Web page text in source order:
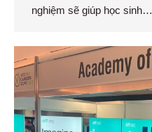
nghiệm sẽ giúp học sinh…